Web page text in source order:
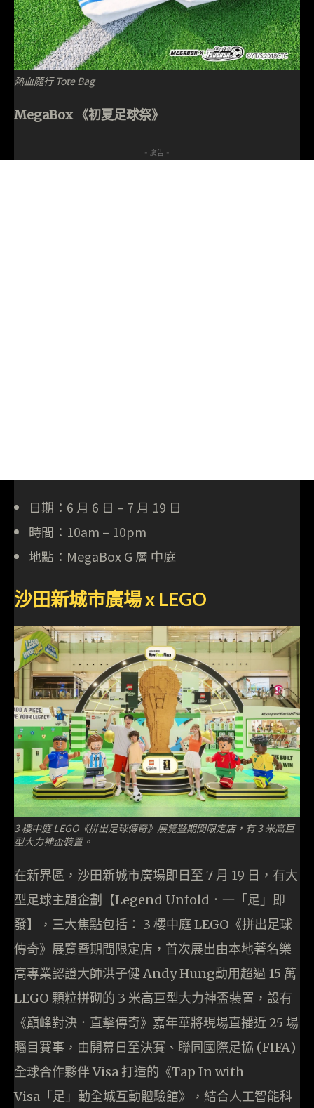
熱血隨行 Tote Bag
MegaBox 《初夏足球祭》
- 廣告 -
日期：6 月 6 日 – 7 月 19 日
時間：10am – 10pm
地點：MegaBox G 層 中庭
沙田新城市廣場 x LEGO
3 樓中庭 LEGO《拼出足球傳奇》展覽暨期間限定店，有 3 米高巨
型大力神盃裝置。
在新界區，沙田新城市廣場即日至 7 月 19 日，有大
型足球主題企劃【Legend Unfold．一「足」即
發】，三大焦點包括： 3 樓中庭 LEGO《拼出足球
傳奇》展覽暨期間限定店，首次展出由本地著名樂
高專業認證大師洪子健 Andy Hung動用超過 15 萬
LEGO 顆粒拼砌的 3 米高巨型大力神盃裝置，設有
《巔峰對決．直擊傳奇》嘉年華將現場直播近 25 場
矚目賽事，由開幕日至決賽、聯同國際足協 (FIFA)
全球合作夥伴 Visa 打造的《Tap In with
Visa「足」動全城互動體驗館》，結合人工智能科